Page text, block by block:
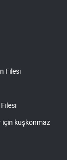
Filesi
için kuşkonmaz